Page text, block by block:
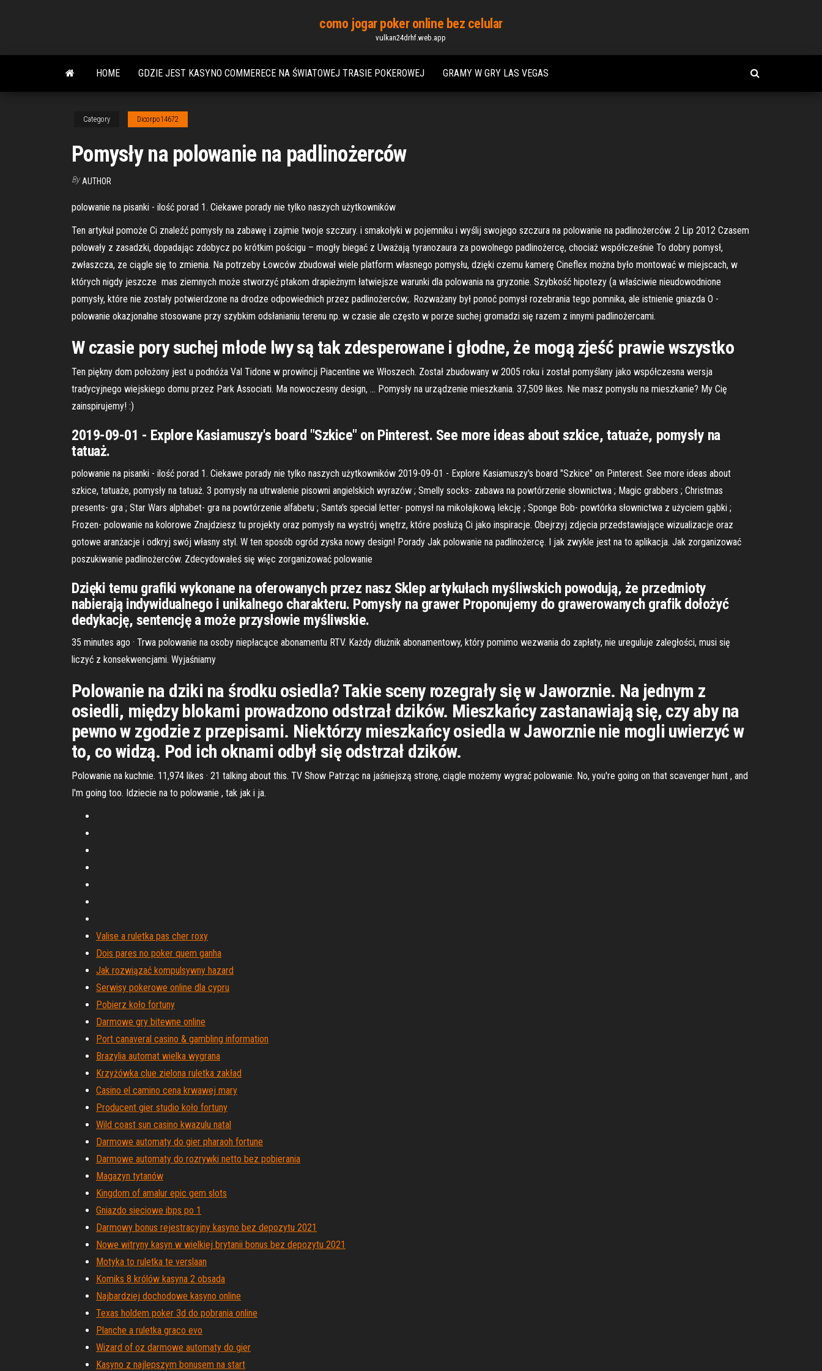
content
como jogar poker online bez celular
vulkan24drhf.web.app
HOME GDZIE JEST KASYNO COMMERECE NA ŚWIATOWEJ TRASIE POKEROWEJ GRAMY W GRY LAS VEGAS
Category Dicorpo14672
Pomysły na polowanie na padlinożerców
By AUTHOR
polowanie na pisanki - ilość porad 1. Ciekawe porady nie tylko naszych użytkowników
Ten artykuł pomoże Ci znaleźć pomysły na zabawę i zajmie twoje szczury. i smakołyki w pojemniku i wyślij swojego szczura na polowanie na padlinożerców. 2 Lip 2012 Czasem
polowały z zasadzki, dopadając zdobycz po krótkim pościgu – mogły biegać z Uważają tyranozaura za powolnego padlinożercę, chociaż współcześnie To dobry pomysł,
zwłaszcza, ze ciągle się to zmienia. Na potrzeby Łowców zbudował wiele platform własnego pomysłu, dzięki czemu kamerę Cineflex można było montować w miejscach, w
których nigdy jeszcze mas ziemnych może stworzyć ptakom drapieżnym łatwiejsze warunki dla polowania na gryzonie. Szybkość hipotezy (a właściwie nieudowodnione
pomysły, które nie zostały potwierdzone na drodze odpowiednich przez padlinożerców;. Rozważany był ponoć pomysł rozebrania tego pomnika, ale istnienie gniazda O -
polowanie okazjonalne stosowane przy szybkim odsłanianiu terenu np. w czasie ale często w porze suchej gromadzi się razem z innymi padlinożercami.
W czasie pory suchej młode lwy są tak zdesperowane i głodne, że mogą zjeść prawie wszystko
Ten piękny dom położony jest u podnóża Val Tidone w prowincji Piacentine we Włoszech. Został zbudowany w 2005 roku i został pomyślany jako współczesna wersja
tradycyjnego wiejskiego domu przez Park Associati. Ma nowoczesny design, … Pomysły na urządzenie mieszkania. 37,509 likes. Nie masz pomysłu na mieszkanie? My Cię
zainspirujemy! :)
2019-09-01 - Explore Kasiamuszy's board "Szkice" on Pinterest. See more ideas about szkice, tatuaże, pomysły na
tatuaż.
polowanie na pisanki - ilość porad 1. Ciekawe porady nie tylko naszych użytkowników 2019-09-01 - Explore Kasiamuszy's board "Szkice" on Pinterest. See more ideas about
szkice, tatuaże, pomysły na tatuaż. 3 pomysły na utrwalenie pisowni angielskich wyrazów ; Smelly socks- zabawa na powtórzenie słownictwa ; Magic grabbers ; Christmas
presents- gra ; Star Wars alphabet- gra na powtórzenie alfabetu ; Santa's special letter- pomysł na mikołajkową lekcję ; Sponge Bob- powtórka słownictwa z użyciem gąbki ;
Frozen- polowanie na kolorowe Znajdziesz tu projekty oraz pomysły na wystrój wnętrz, które posłużą Ci jako inspiracje. Obejrzyj zdjęcia przedstawiające wizualizacje oraz
gotowe aranżacje i odkryj swój własny styl. W ten sposób ogród zyska nowy design! Porady Jak polowanie na padlinożercę. I jak zwykle jest na to aplikacja. Jak zorganizować
poszukiwanie padlinożerców. Zdecydowałeś się więc zorganizować polowanie
Dzięki temu grafiki wykonane na oferowanych przez nasz Sklep artykułach myśliwskich powodują, że przedmioty
nabierają indywidualnego i unikalnego charakteru. Pomysły na grawer Proponujemy do grawerowanych grafik dołożyć
dedykację, sentencję a może przysłowie myśliwskie.
35 minutes ago · Trwa polowanie na osoby niepłacące abonamentu RTV. Każdy dłużnik abonamentowy, który pomimo wezwania do zapłaty, nie ureguluje zaległości, musi się
liczyć z konsekwencjami. Wyjaśniamy
Polowanie na dziki na środku osiedla? Takie sceny rozegrały się w Jaworznie. Na jednym z
osiedli, między blokami prowadzono odstrzał dzików. Mieszkańcy zastanawiają się, czy aby na
pewno w zgodzie z przepisami. Niektórzy mieszkańcy osiedla w Jaworznie nie mogli uwierzyć w
to, co widzą. Pod ich oknami odbył się odstrzał dzików.
Polowanie na kuchnie. 11,974 likes · 21 talking about this. TV Show Patrząc na jaśniejszą stronę, ciągle możemy wygrać polowanie. No, you're going on that scavenger hunt , and
I'm going too. Idziecie na to polowanie , tak jak i ja.
Valise a ruletka pas cher roxy
Dois pares no poker quem ganha
Jak rozwiązać kompulsywny hazard
Serwisy pokerowe online dla cypru
Pobierz koło fortuny
Darmowe gry bitewne online
Port canaveral casino & gambling information
Brazylia automat wielka wygrana
Krzyżówka clue zielona ruletka zakład
Casino el camino cena krwawej mary
Producent gier studio koło fortuny
Wild coast sun casino kwazulu natal
Darmowe automaty do gier pharaoh fortune
Darmowe automaty do rozrywki netto bez pobierania
Magazyn tytanów
Kingdom of amalur epic gem slots
Gniazdo sieciowe ibps po 1
Darmowy bonus rejestracyjny kasyno bez depozytu 2021
Nowe witryny kasyn w wielkiej brytanii bonus bez depozytu 2021
Motyka to ruletka te verslaan
Komiks 8 królów kasyna 2 obsada
Najbardziej dochodowe kasyno online
Texas holdem poker 3d do pobrania online
Planche a ruletka graco evo
Wizard of oz darmowe automaty do gier
Kasyno z najlepszym bonusem na start